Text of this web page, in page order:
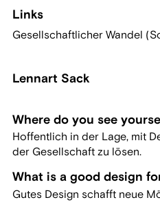
Links
Gesellschaftlicher Wandel
Lennart Sack
Where do you see
Hoffentlich in der Lage, mit
der Gesellschaft zu lösen.
What is a good design
Gutes Design schafft neue